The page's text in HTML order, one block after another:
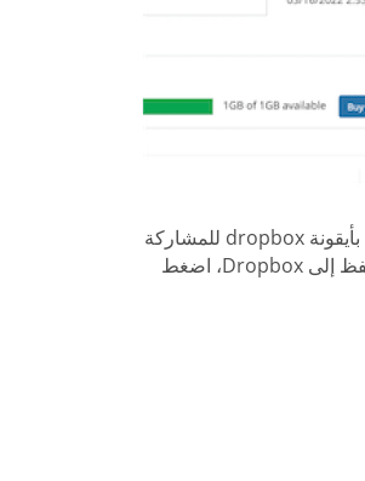
بأيقونة dropbox للمشاركة